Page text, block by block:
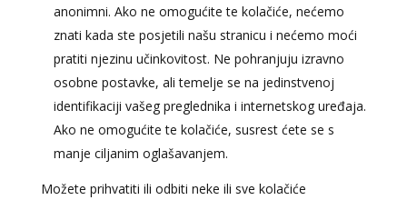
anonimni. Ako ne omogućite te kolačiće, nećemo
znati kada ste posjetili našu stranicu i nećemo moći
pratiti njezinu učinkovitost. Ne pohranjuju izravno
osobne postavke, ali temelje se na jedinstvenoj
identifikaciji vašeg preglednika i internetskog uređaja.
Ako ne omogućite te kolačiće, susrest ćete se s
manje ciljanim oglašavanjem.
Možete prihvatiti ili odbiti neke ili sve kolačiće